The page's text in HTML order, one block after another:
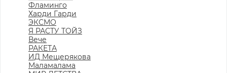
Фламинго
Харди Гарди
ЭКСМО
Я РАСТУ ТОЙЗ
Вече
РАКЕТА
ИД Мещерякова
Маламалама